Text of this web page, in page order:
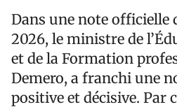
Dans une note officielle
2026, le ministre de
et de la Formation
Demero, a franchi une
positive et décisive. Par